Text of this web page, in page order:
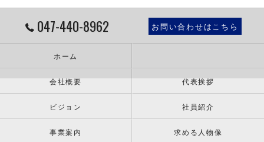
047-440-8962 お問い合わせはこちら
ホーム
会社概要 代表挨拶
ビジョン 社員紹介
事業案内 求める人物像